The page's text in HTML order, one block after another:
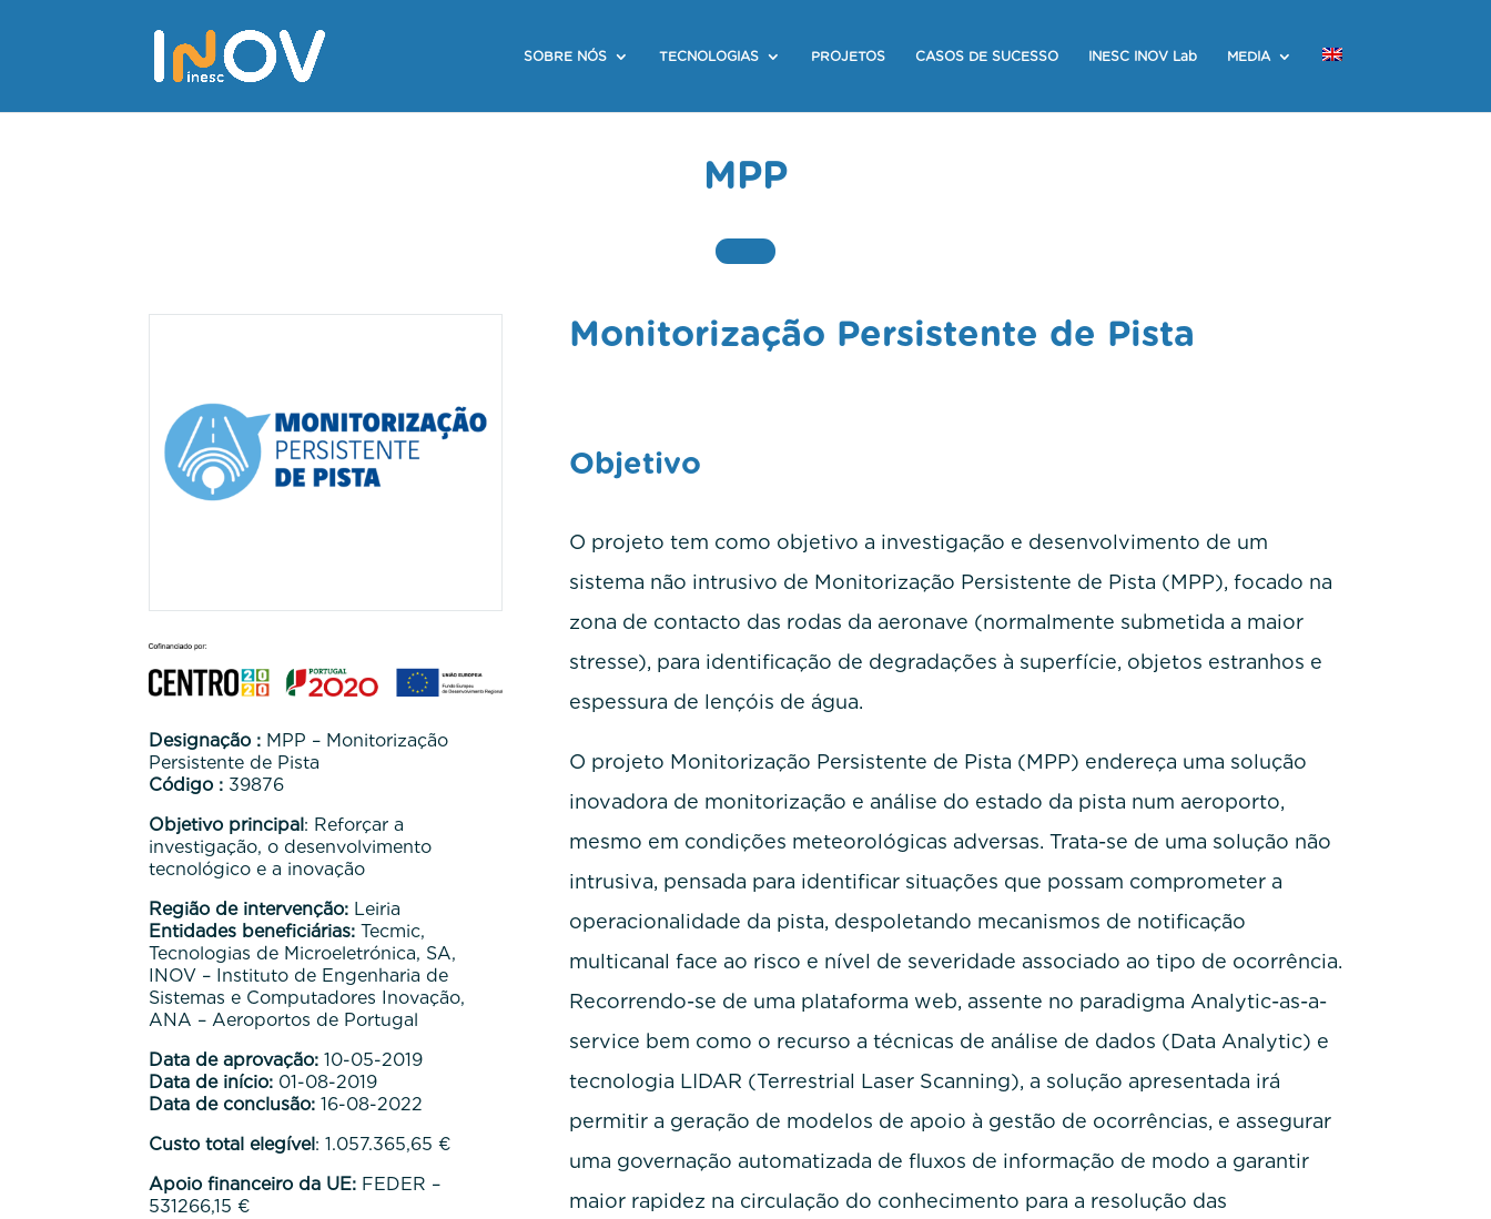
SOBRE NÓS TECNOLOGIAS PROJETOS CASOS DE SUCESSO INESC INOV Lab MEDIA
MPP
Designação : MPP – Monitorização
Persistente de Pista
Código : 39876
Objetivo principal: Reforçar a
investigação, o desenvolvimento
tecnológico e a inovação
Região de intervenção: Leiria
Entidades beneficiárias:Tecmic,
Tecnologias de Microeletrónica, SA,
INOV – Instituto de Engenharia de
Sistemas e Computadores Inovação,
ANA – Aeroportos de Portugal
Data de aprovação:10-05-2019
Data de início: 01-08-2019
Data de conclusão:16-08-2022
Custo total elegível: 1.057.365,65 €
Apoio financeiro da UE: FEDER –
531266,15 €
Monitorização Persistente de Pista
Objetivo
O projeto tem como objetivo a investigação e desenvolvimento de um
sistema não intrusivo de Monitorização Persistente de Pista (MPP), focado na
zona de contacto das rodas da aeronave (normalmente submetida a maior
stresse), para identificação de degradações à superfície, objetos estranhos e
espessura de lençóis de água.
O projeto Monitorização Persistente de Pista (MPP) endereça uma solução
inovadora de monitorização e análise do estado da pista num aeroporto,
mesmo em condições meteorológicas adversas. Trata-se de uma solução não
intrusiva, pensada para identificar situações que possam comprometer a
operacionalidade da pista, despoletando mecanismos de notificação
multicanal face ao risco e nível de severidade associado ao tipo de ocorrência.
Recorrendo-se de uma plataforma web, assente no paradigma Analytic-as-a-
service bem como o recurso a técnicas de análise de dados (Data Analytic) e
tecnologia LIDAR (Terrestrial Laser Scanning), a solução apresentada irá
permitir a geração de modelos de apoio à gestão de ocorrências, e assegurar
uma governação automatizada de fluxos de informação de modo a garantir
maior rapidez na circulação do conhecimento para a resolução das